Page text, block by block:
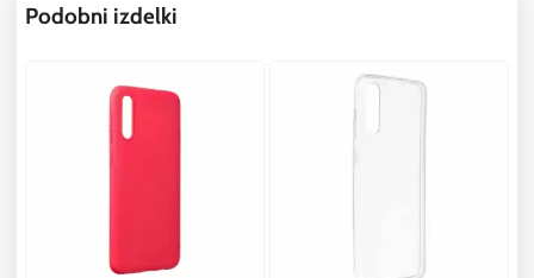
Podobni izdelki